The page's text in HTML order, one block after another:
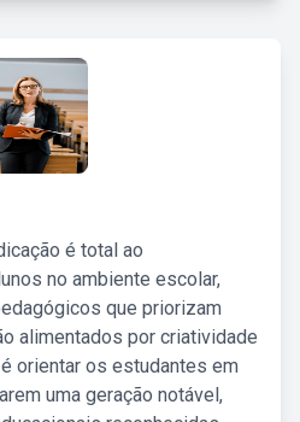
é total ao
no ambiente escolar,
que priorizam
alimentados por criatividade
orientar os estudantes em
uma geração notável,